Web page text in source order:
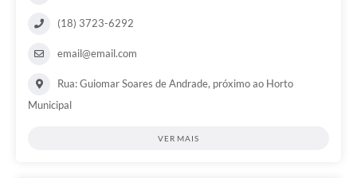
(18) 3723-6292
email@email.com
Rua: Guiomar Soares de Andrade, próximo ao Horto
Municipal
VER MAIS